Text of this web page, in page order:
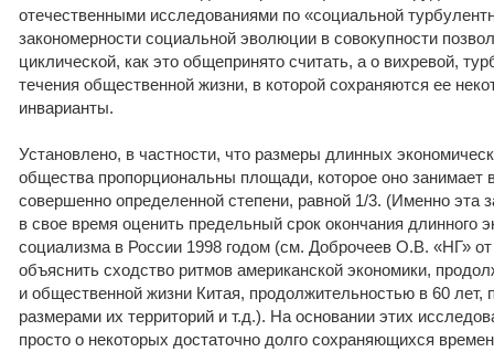
отечественными исследованиями по «социальной
закономерности социальной эволюции в совокупности
циклической, как это общепринято считать, а о вихревой,
течения общественной жизни, в которой сохраняются ее
инварианты.
Установлено, в частности, что размеры длинных
общества пропорциональны площади, которое оно занимает
совершенно определенной степени, равной 1/3. (Именно эта
в свое время оценить предельный срок окончания длинного
социализма в России 1998 годом (см. Доброчеев О.В. «НГ»
объяснить сходство ритмов американской экономики,
и общественной жизни Китая, продолжительностью в 60 лет,
размерами их территорий и т.д.). На основании этих
просто о некоторых достаточно долго сохраняющихся